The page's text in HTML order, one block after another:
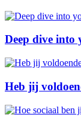
Deep dive into
Heb jij